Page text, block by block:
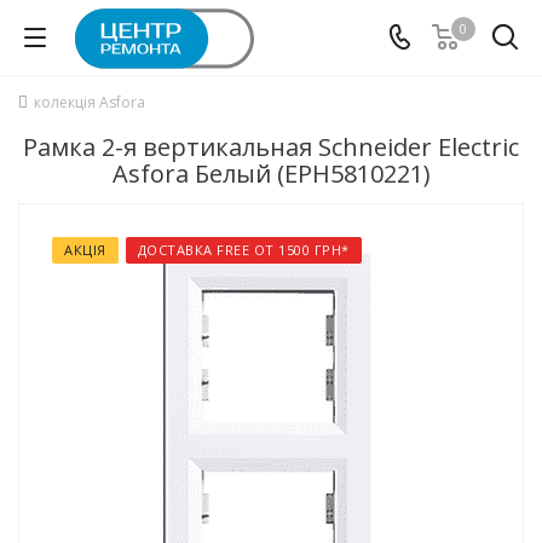
0
колекція Asfora
Рамка 2-я вертикальная Schneider Electric
Asfora Белый (EPH5810221)
АКЦІЯ ДОСТАВКА FREE ОТ 1500 ГРН*